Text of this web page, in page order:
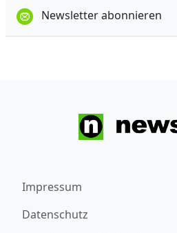
Newsletter abonnieren
Impressum
Datenschutz